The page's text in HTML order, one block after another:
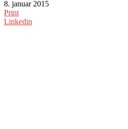
8. januar 2015
Print
Linkedin